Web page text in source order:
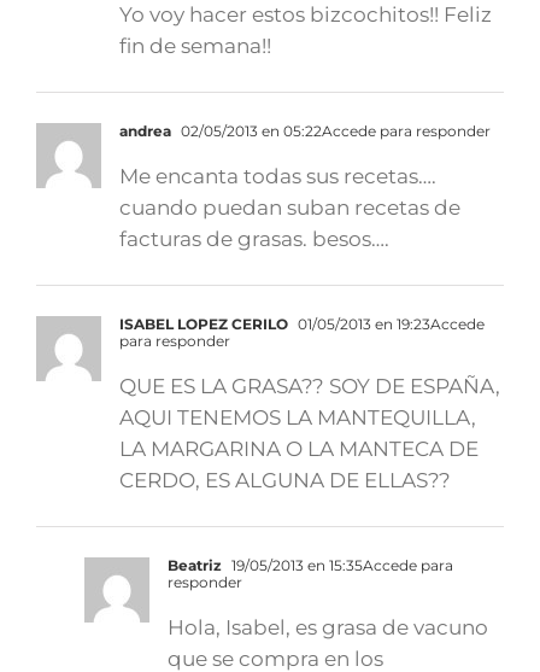
Yo voy hacer estos bizcochitos!! Feliz
fin de semana!!
andrea 02/05/2013 en 05:22Accede para responder
Me encanta todas sus recetas….
cuando puedan suban recetas de
facturas de grasas. besos….
ISABEL LOPEZ CERILO 01/05/2013 en 19:23Accede
para responder
QUE ES LA GRASA?? SOY DE ESPAÑA,
AQUI TENEMOS LA MANTEQUILLA,
LA MARGARINA O LA MANTECA DE
CERDO, ES ALGUNA DE ELLAS??
Beatriz 19/05/2013 en 15:35Accede para
responder
Hola, Isabel, es grasa de vacuno
que se compra en los